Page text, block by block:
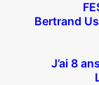
Bertrand
J’ai 8